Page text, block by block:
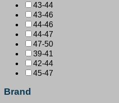
43-44
43-46
44-46
44-47
47-50
39-41
42-44
45-47
Brand